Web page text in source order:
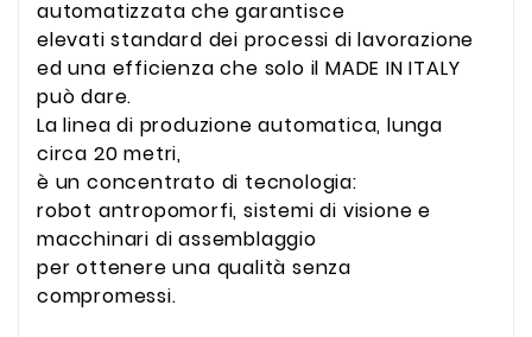
automatizzata che garantisce
elevati standard dei processi di lavorazione
ed una efficienza che solo il MADE IN ITALY
può dare.
La linea di produzione automatica, lunga
circa 20 metri,
è un concentrato di tecnologia:
robot antropomorfi, sistemi di visione e
macchinari di assemblaggio
per ottenere una qualità senza
compromessi.